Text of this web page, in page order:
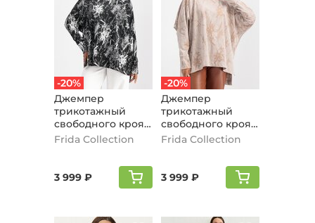
-20%
Джемпер
трикотажный
свободного кроя с
принтом, черный
Frida Collection
3 999 ₽
-20%
Джемпер
трикотажный
свободного кроя с
принтом,
Frida Collection
3 999 ₽